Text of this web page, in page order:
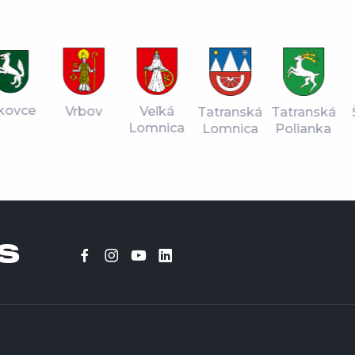
Vrbov
Veľká
Lomnica
Tatranská
Lomnica
Tatranská
Polianka